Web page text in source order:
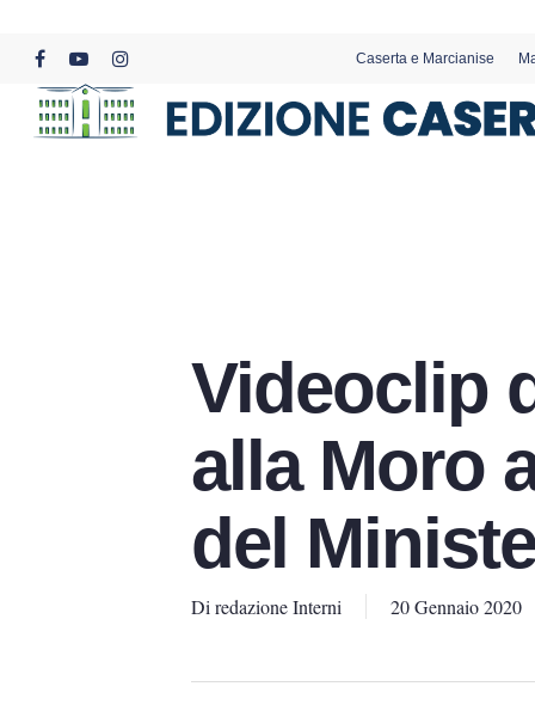
content
facebookyoutubeinstagram
Caserta e Marcianise
Videoclip
alla Moro
del
Di redazione Interni 20 Gennaio 2020